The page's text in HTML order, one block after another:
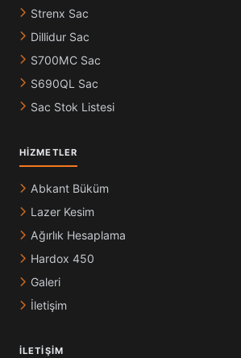
Strenx Sac
Dillidur Sac
S700MC Sac
S690QL Sac
Sac Stok Listesi
HIZMETLER
Abkant Büküm
Lazer Kesim
Ağırlık Hesaplama
Hardox 450
Galeri
İletişim
İLETIŞIM